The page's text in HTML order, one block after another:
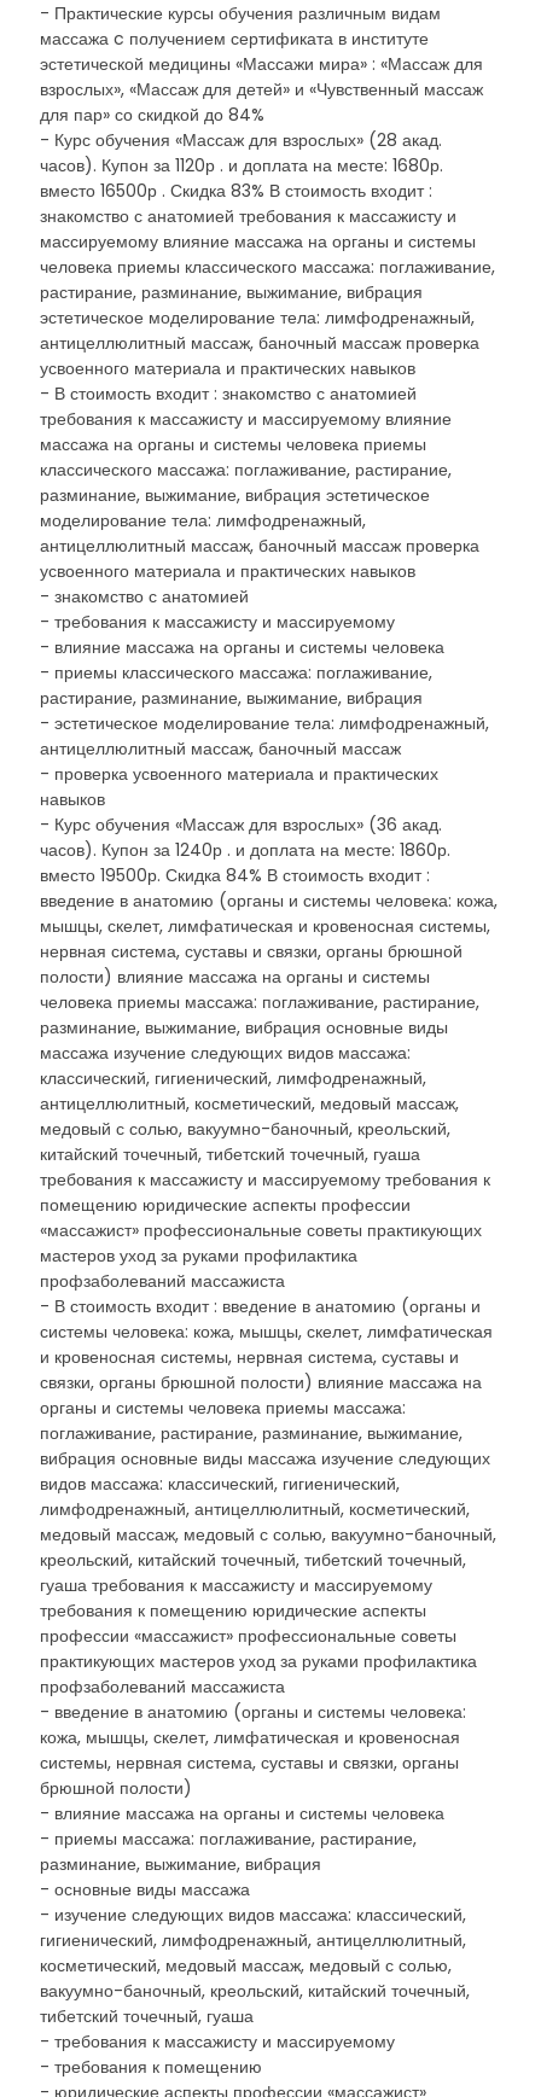
- Практические курсы обучения различным видам
массажа c получением сертификата в институте
эстетической медицины «Массажи мира» : «Массаж для
взрослых», «Массаж для детей» и «Чувственный массаж
для пар» со скидкой до 84%
- Курс обучения «Массаж для взрослых» (28 акад.
часов). Купон за 1120р . и доплата на месте: 1680р.
вместо 16500р . Скидка 83% В стоимость входит :
знакомство с анатомией требования к массажисту и
массируемому влияние массажа на органы и системы
человека приемы классического массажа: поглаживание,
растирание, разминание, выжимание, вибрация
эстетическое моделирование тела: лимфодренажный,
антицеллюлитный массаж, баночный массаж проверка
усвоенного материала и практических навыков
- В стоимость входит : знакомство с анатомией
требования к массажисту и массируемому влияние
массажа на органы и системы человека приемы
классического массажа: поглаживание, растирание,
разминание, выжимание, вибрация эстетическое
моделирование тела: лимфодренажный,
антицеллюлитный массаж, баночный массаж проверка
усвоенного материала и практических навыков
- знакомство с анатомией
- требования к массажисту и массируемому
- влияние массажа на органы и системы человека
- приемы классического массажа: поглаживание,
растирание, разминание, выжимание, вибрация
- эстетическое моделирование тела: лимфодренажный,
антицеллюлитный массаж, баночный массаж
- проверка усвоенного материала и практических
навыков
- Курс обучения «Массаж для взрослых» (36 акад.
часов). Купон за 1240р . и доплата на месте: 1860р.
вместо 19500р. Скидка 84% В стоимость входит :
введение в анатомию (органы и системы человека: кожа,
мышцы, скелет, лимфатическая и кровеносная системы,
нервная система, суставы и связки, органы брюшной
полости) влияние массажа на органы и системы
человека приемы массажа: поглаживание, растирание,
разминание, выжимание, вибрация основные виды
массажа изучение следующих видов массажа:
классический, гигиенический, лимфодренажный,
антицеллюлитный, косметический, медовый массаж,
медовый с солью, вакуумно-баночный, креольский,
китайский точечный, тибетский точечный, гуаша
требования к массажисту и массируемому требования к
помещению юридические аспекты профессии
«массажист» профессиональные советы практикующих
мастеров уход за руками профилактика
профзаболеваний массажиста
- В стоимость входит : введение в анатомию (органы и
системы человека: кожа, мышцы, скелет, лимфатическая
и кровеносная системы, нервная система, суставы и
связки, органы брюшной полости) влияние массажа на
органы и системы человека приемы массажа:
поглаживание, растирание, разминание, выжимание,
вибрация основные виды массажа изучение следующих
видов массажа: классический, гигиенический,
лимфодренажный, антицеллюлитный, косметический,
медовый массаж, медовый с солью, вакуумно-баночный,
креольский, китайский точечный, тибетский точечный,
гуаша требования к массажисту и массируемому
требования к помещению юридические аспекты
профессии «массажист» профессиональные советы
практикующих мастеров уход за руками профилактика
профзаболеваний массажиста
- введение в анатомию (органы и системы человека:
кожа, мышцы, скелет, лимфатическая и кровеносная
системы, нервная система, суставы и связки, органы
брюшной полости)
- влияние массажа на органы и системы человека
- приемы массажа: поглаживание, растирание,
разминание, выжимание, вибрация
- основные виды массажа
- изучение следующих видов массажа: классический,
гигиенический, лимфодренажный, антицеллюлитный,
косметический, медовый массаж, медовый с солью,
вакуумно-баночный, креольский, китайский точечный,
тибетский точечный, гуаша
- требования к массажисту и массируемому
- требования к помещению
- юридические аспекты профессии «массажист»